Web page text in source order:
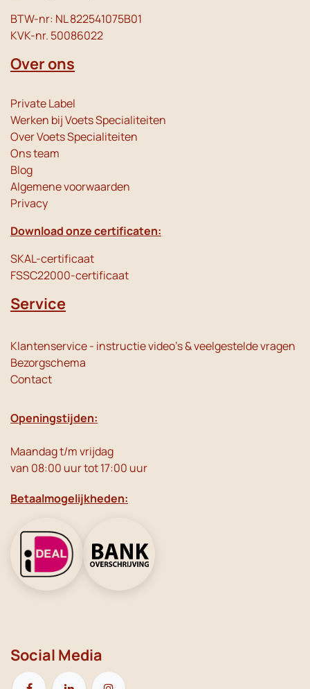
BTW-nr: NL 822541075B01
KVK-nr. 50086022
Over ons
Private Label
Werken bij Voets Specialiteiten
Over Voets Specialiteiten
Ons team
Blog
Algemene voorwaarden
Privacy
Download onze certificaten:
SKAL-certificaat
FSSC22000-certificaat
Service
Klantenservice - instructie video's & veelgestelde vragen
Bezorgschema
Contact
Openingstijden:
Maandag t/m vrijdag
van 08:00 uur tot 17:00 uur
Betaalmogelijkheden:
Social Media